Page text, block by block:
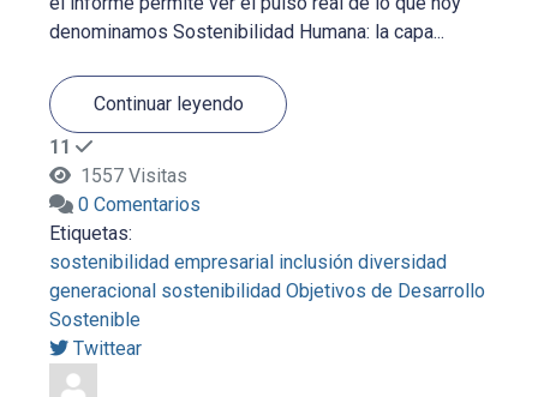
denominamos Sostenibilidad Humana: la capa...
Continuar leyendo
11
1557 Visitas
0 Comentarios
Etiquetas:
sostenibilidad empresarial inclusión diversidad
generacional sostenibilidad Objetivos de Desarrollo
Sostenible
Twittear